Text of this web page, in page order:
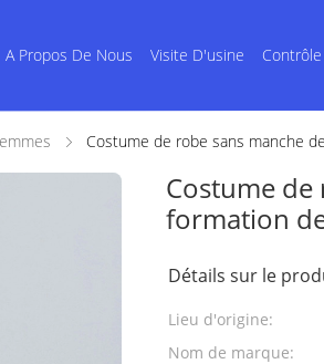
A Propos De Nous Visite D'usine
Costume de robe sans manche
Costume
formation
Détails sur le
Lieu d'origine:
Nom de marque: